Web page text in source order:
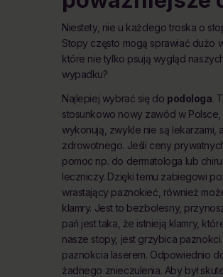
Niestety, nie u każdego troska o
Stopy często mogą sprawiać dużo
które nie tylko psują wygląd
wypadku?
Najlepiej wybrać się do podologa.
stosunkowo nowy zawód w
wykonują, zwykle nie są lekarzami,
zdrowotnego. Jeśli ceny
pomoc np. do dermatologa lub
leczniczy. Dzięki temu zabiegowi
wrastający paznokieć, również
klamry. Jest to bezbolesny,
pań jest taka, że istnieją klamry,
nasze stopy, jest grzybica
paznokcia laserem. Odpowiednio
żadnego znieczulenia. Aby był